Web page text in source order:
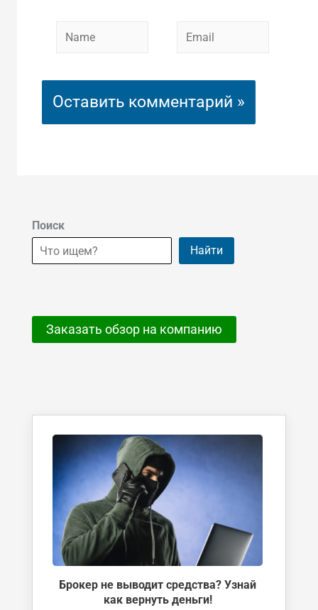
Name Email
Поиск
Найти
Заказать обзор на компанию
Брокер не выводит средства? Узнай
как вернуть деньги!